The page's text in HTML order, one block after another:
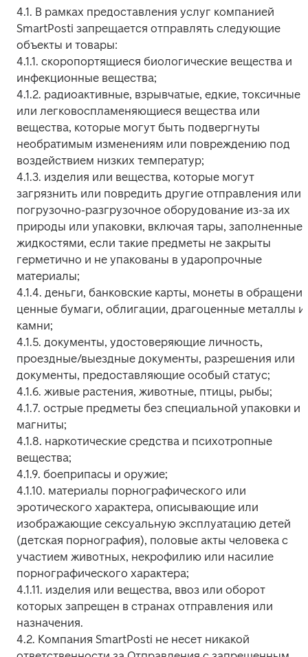
4.1. В рамках предоставления услуг компанией
SmartPosti запрещается отправлять следующие
объекты и товары:
4.1.1. скоропортящиеся биологические вещества и
инфекционные вещества;
4.1.2. радиоактивные, взрывчатые, едкие, токсичные
или легковоспламеняющиеся вещества или
вещества, которые могут быть подвергнуты
необратимым изменениям или повреждению под
воздействием низких температур;
4.1.3. изделия или вещества, которые могут
загрязнить или повредить другие отправления или
погрузочно-разгрузочное оборудование из-за их
природы или упаковки, включая тары, заполненные
жидкостями, если такие предметы не закрыты
герметично и не упакованы в ударопрочные
материалы;
4.1.4. деньги, банковские карты, монеты в
ценные бумаги, облигации, драгоценные металлы и
камни;
4.1.5. документы, удостоверяющие личность,
проездные/выездные документы, разрешения или
документы, предоставляющие особый статус;
4.1.6. живые растения, животные, птицы, рыбы;
4.1.7. острые предметы без специальной упаковки и
магниты;
4.1.8. наркотические средства и психотропные
вещества;
4.1.9. боеприпасы и оружие;
4.1.10. материалы порнографического или
эротического характера, описывающие или
изображающие сексуальную эксплуатацию детей
(детская порнография), половые акты человека с
участием животных, некрофилию или насилие
порнографического характера;
4.1.11. изделия или вещества, ввоз или оборот
которых запрещен в странах отправления или
назначения.
4.2. Компания SmartPosti не несет никакой